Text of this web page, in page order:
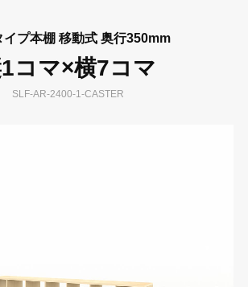
イプ本棚 移動式 奥行350mm
コマ×横7コマ
SLF-AR-2400-1-CASTER